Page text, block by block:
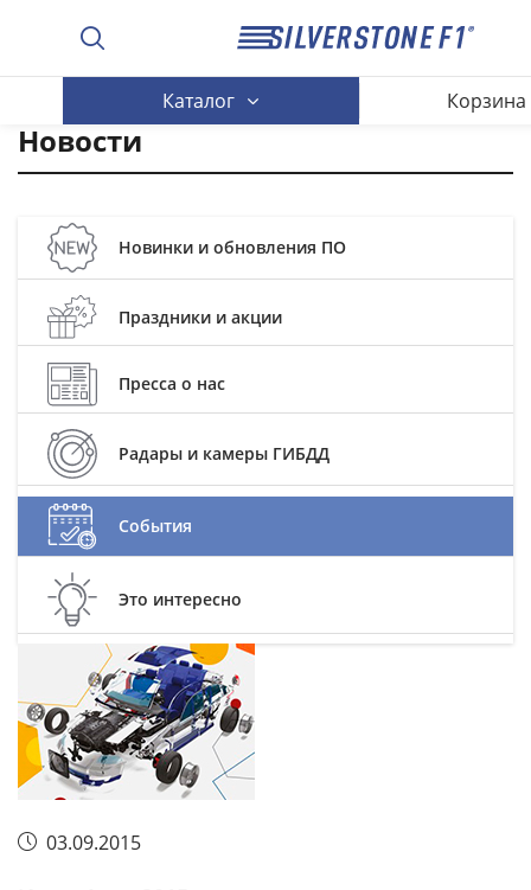
Каталог Корзина
Новости
Новинки и обновления ПО
Праздники и акции
Пресса о нас
Радары и камеры ГИБДД
События
Это интересно
03.09.2015